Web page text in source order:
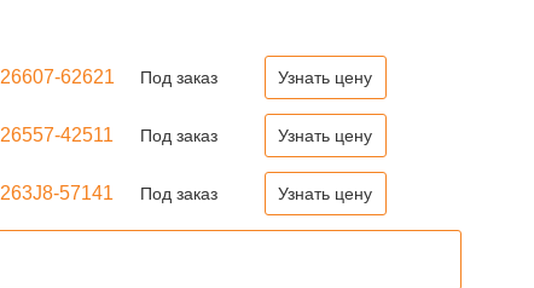
26607-62621 Под заказ Узнать цену
26557-42511 Под заказ Узнать цену
263J8-57141 Под заказ Узнать цену